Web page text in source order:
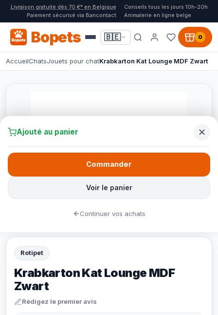
Livraison gratuite dès 70 €* en Belgique
Conseils tous les jours 10h-20h
Paiement sécurisé via Bancontact
Animalerie en ligne belge
Bopets 🇧🇪 0
AccueilChatsJouets pour chatKrabkarton Kat Lounge MDF Zwart
Rotipet
Krabkarton Kat Lounge MDF
Zwart
Rédigez le premier avis
Ajouté au panier
Voir le panier
Commander
Continuer vos achats